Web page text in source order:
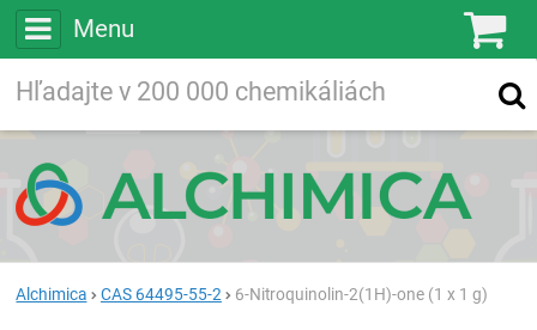
Menu
Vyhľadávanie
Alchimica CAS 64495-55-2 6-Nitroquinolin-2(1H)-one (1 x 1 g)